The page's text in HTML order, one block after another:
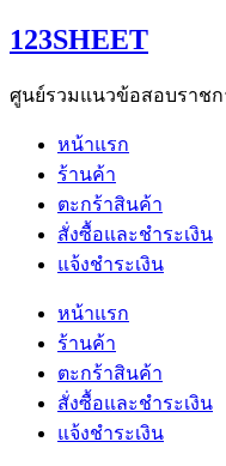
Skip
to
123SHEET
ศูนย์รวมแนวข้อสอบราช
หน้าแรก
ร้านค้า
ตะกร้าสินค้า
สั่งซื้อและชำระเงิน
แจ้งชำระเงิน
หน้าแรก
ร้านค้า
ตะกร้าสินค้า
สั่งซื้อและชำระเงิน
แจ้งชำระเงิน